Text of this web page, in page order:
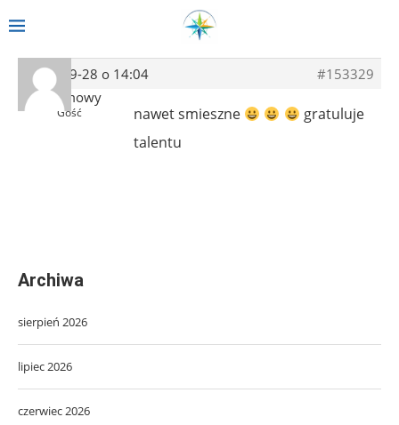
2018-09-28 o 14:04
#153329
Anonimowy
Gość nawet smieszne
gratuluje
talentu
Archiwa
sierpień 2026
lipiec 2026
czerwiec 2026